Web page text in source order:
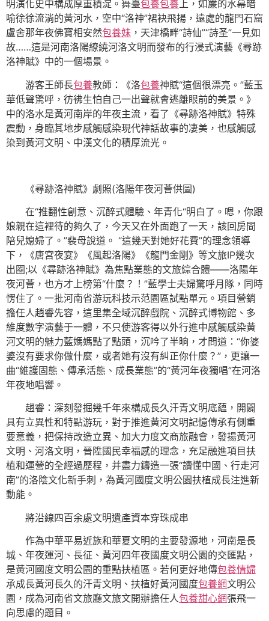
明演化史中構成厚重積淀。舞臺包養包養上，如簾的水幕暗
喻徐徐流淌的黃河水，空中“洛神”裙袂飛揚，遠處的龍門石窟
盧舍那年夜佛寶相安然包養妹 ，天津橋畔“詩仙”“詩圣”一見如
故……這是河南洛陽繚繞河洛文明而發布的行浸式演藝《尋跡
洛神賦》中的一個場景。
游客王師長包養教師：《洛包養神賦“這個很漂亮。”藍玉
華低聲驚呼，彷彿生怕自己一出聲就會逃離眼前的美景。》
中的洛水是黃河南岸的年夜主流，看了《尋跡洛神賦》特殊
震動，身臨其地步感觸感染現代神話故事的凄美，也感觸感
染到黃河文明、中漢文化的積厚流光。
《尋跡洛神賦》劇照(洛陽年夜河薈供圖)
在“推翻性創意、沉醉式體驗、年青化“明白了。嗯，你跟
娘親在這裡待的夠久了，今天又在外面跑了一天，該回房間
陪兒媳婦了。”裴母說道。 “這幾天對她好花費”的理念領導
下，《唐宮夜宴》《風起洛陽》《龍門金剛》等文旅IP幾次
出圈;以《尋跡洛神賦》為焦點業態的文旅綜合體——洛陽年
夜河薈，也方才上榜第“什麼？！”藍學士夫婦驚呼月隊，同時
愣住了。一批河南省游玩科技示范園區試點單元。項目營銷
擔任人趙睿先容，這里集全域沉醉戲院、沉醉式博物館、多
維度數字演藝于一體，不只使游客得以外行進中感觸感染黃
河文明的魅力藍媽媽點了點頭，沉吟了半晌，才問道：“你婆
婆沒有要求你做什麼，或者她有沒有糾正你什麼？”，更讓一
曲“維護固態、傳承活態、成長業態”的“黃河年夜獨唱”在河洛
年夜地唱響。
趙睿：深刻發掘幾千年來構成長久汗青文明底蘊，開闢
具有立異性和特點游玩，對于推進黃河文明記憶傳承有側重
要意義，把保持改造立異、加大力度文商旅融會，發揚黃河
文明、河洛文明，晉陞國民幸福感的理念，充足融進項目扶
植和運營的全經過歷程，并盡力鑄造一張“讀懂中國、行走河
南”的洛陰文化新手刺，為黃河國度文明公園扶植成長注進新
動能。
將沿線四百余處文明遺產資本穿珠成串
作為中華平易近族和華夏文明的主要發源地，河南是長
城、年夜運河、長征、黃河四年夜國度文明公園的交匯點，
是黃河國度文明公園的重點扶植區。若何更好地傳包養情婦
承成長黃河長久的汗青文明、扶植好黃河國度包養網文明公
園，成為河南省文旅廳文旅文開辦擔任人包養甜心網張飛一
向思慮的題目。